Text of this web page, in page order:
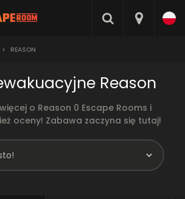
> REASON
Reason
o Reason 0 Escape Rooms i
oceny! Zabawa zaczyna się tutaj!